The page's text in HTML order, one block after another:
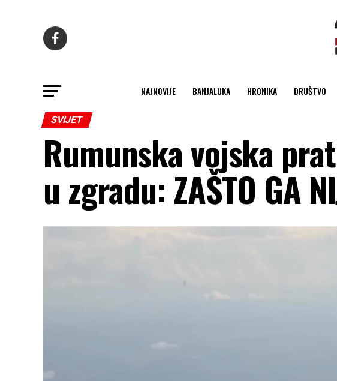
NAJNOVIJE BANJALUKA HRONIKA DRUŠTVO
SVIJET
Rumunska vojska
u zgradu: ZAŠTO GA